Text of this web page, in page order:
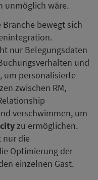
unmöglich wäre.
Branche bewegt sich
nur Belegungsdaten
und
um personalisierte
zwischen RM,
verschwimmen, um
zu ermöglichen.
nur die
Optimierung der
einzelnen Gast.